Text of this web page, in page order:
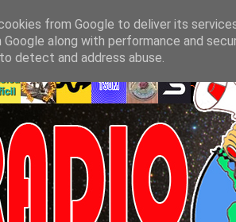
from Google to deliver its
Google along with performance and
detect and address abuse.